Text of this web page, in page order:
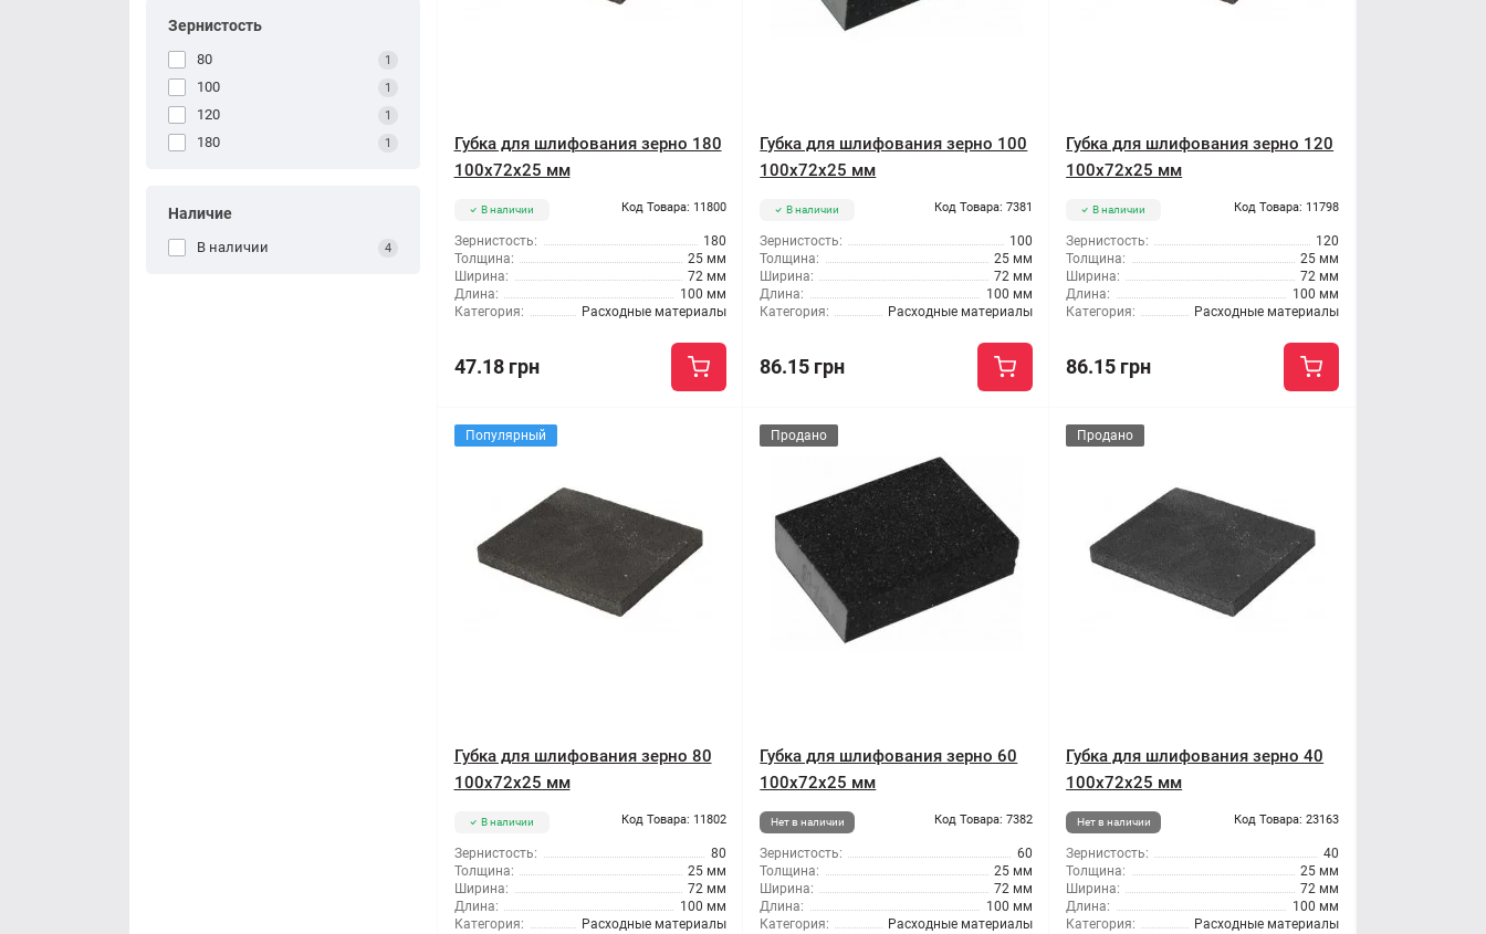
Зернистость
80 1
100 1
120 1
180 1
Наличие
В наличии 4
Губка для шлифования зерно 180
100x72x25 мм
В наличии Код Товара: 11800
Зернистость:
180
Толщина:
25 мм
Ширина:
72 мм
Длина:
100 мм
Категория:
Расходные материалы
47.18 грн
Губка для шлифования зерно 100
100x72x25 мм
В наличии Код Товара: 7381
Зернистость:
100
Толщина:
25 мм
Ширина:
72 мм
Длина:
100 мм
Категория:
Расходные материалы
86.15 грн
Губка для шлифования зерно 120
100x72x25 мм
В наличии Код Товара: 11798
Зернистость:
120
Толщина:
25 мм
Ширина:
72 мм
Длина:
100 мм
Категория:
Расходные материалы
86.15 грн
Популярный
Губка для шлифования зерно 80
100x72x25 мм
В наличии Код Товара: 11802
Зернистость:
80
Толщина:
25 мм
Ширина:
72 мм
Длина:
100 мм
Категория:
Расходные материалы
Продано
Губка для шлифования зерно 60
100x72x25 мм
Нет в наличии Код Товара: 7382
Зернистость:
60
Толщина:
25 мм
Ширина:
72 мм
Длина:
100 мм
Категория:
Расходные материалы
Продано
Губка для шлифования зерно 40
100x72x25 мм
Нет в наличии Код Товара: 23163
Зернистость:
40
Толщина:
25 мм
Ширина:
72 мм
Длина:
100 мм
Категория:
Расходные материалы